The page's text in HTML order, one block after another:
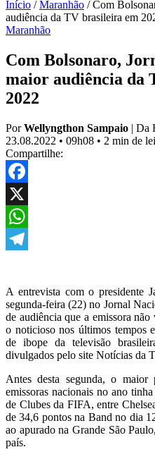
Início / Maranhão / Com
audiência da TV brasileira em
Maranhão
Com Bolsonaro,
maior audiência da
2022
PorWellyngthon Sampaio | Da
23.08.2022 • 09h08 • 2 min de
Compartilhe:
Facebook
X
WhatsApp
A entrevista com o presidente
segunda-feira (22) no Jornal
de audiência que a emissora
o noticioso nos últimos tempos
de ibope da televisão
divulgados pelo site Notícias da
Antes desta segunda, o
emissoras nacionais no ano
de Clubes da FIFA, entre
de 34,6 pontos na Band no dia
ao apurado na Grande São
país.